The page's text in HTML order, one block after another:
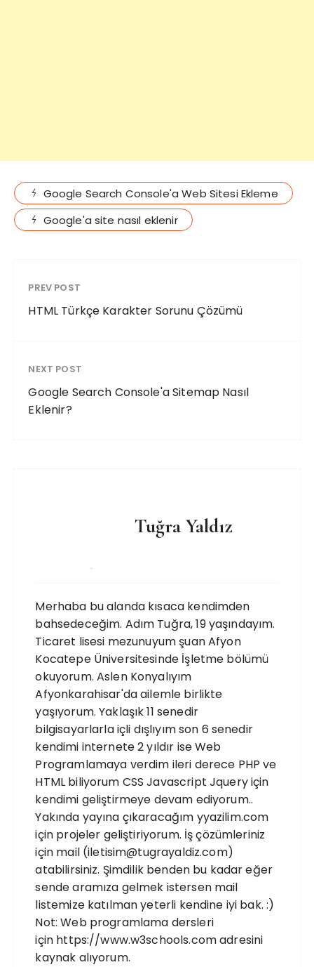
Google Search Console'a Web Sitesi Ekleme
Google'a site nasıl eklenir
PREV POST
HTML Türkçe Karakter Sorunu Çözümü
NEXT POST
Google Search Console'a Sitemap Nasıl
Eklenir?
Tuğra Yaldız
Merhaba bu alanda kısaca kendimden
bahsedeceğim. Adım Tuğra, 19 yaşındayım.
Ticaret lisesi mezunuyum şuan Afyon
Kocatepe Üniversitesinde İşletme bölümü
okuyorum. Aslen Konyalıyım
Afyonkarahisar'da ailemle birlikte
yaşıyorum. Yaklaşık 11 senedir
bilgisayarlarla içli dışlıyım son 6 senedir
kendimi internete 2 yıldır ise Web
Programlamaya verdim ileri derece PHP ve
HTML biliyorum CSS Javascript Jquery için
kendimi geliştirmeye devam ediyorum..
Yakında yayına çıkaracağım yyazilim.com
için projeler geliştiriyorum. İş çözümleriniz
için mail (iletisim@tugrayaldiz.com)
atabilirsiniz. Şimdilik benden bu kadar eğer
sende aramıza gelmek istersen mail
listemize katılman yeterli kendine iyi bak. :)
Not: Web programlama dersleri
için https://www.w3schools.com adresini
kaynak alıyorum.